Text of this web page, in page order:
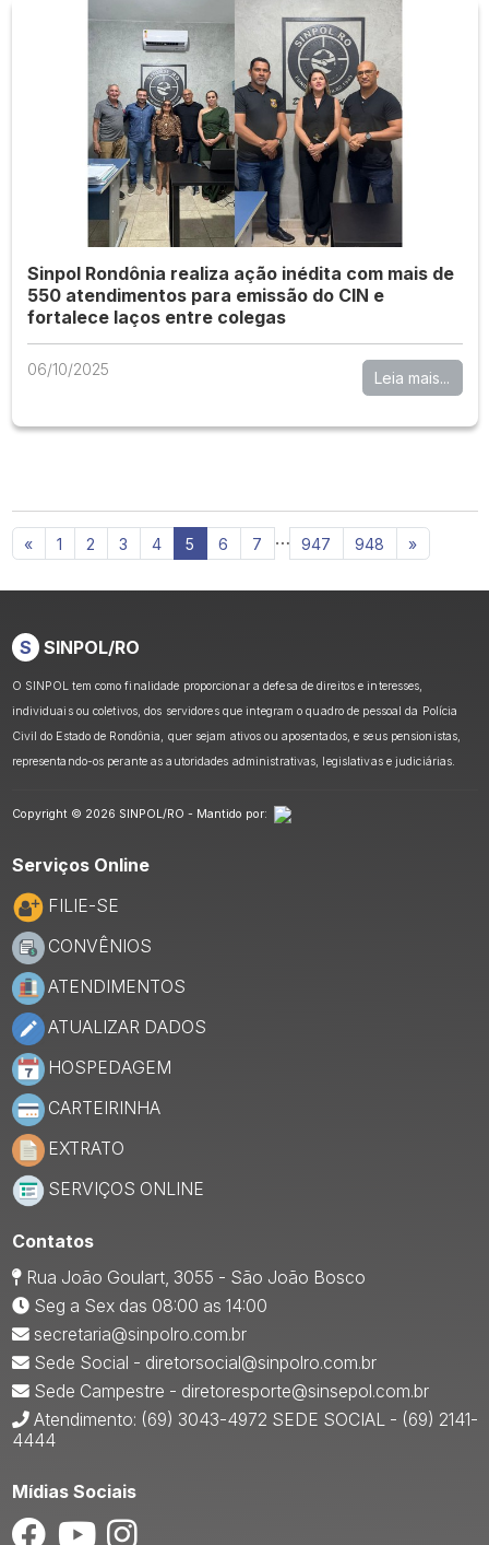
Sinpol Rondônia realiza ação inédita com mais de
550 atendimentos para emissão do CIN e
fortalece laços entre colegas
06/10/2025 Leia mais...
« 1 2 3 4 5 6 7 … 947 948 »
S SINPOL/RO
O SINPOL tem como finalidade proporcionar a defesa de direitos e interesses,
individuais ou coletivos, dos servidores que integram o quadro de pessoal da Polícia
Civil do Estado de Rondônia, quer sejam ativos ou aposentados, e seus pensionistas,
representando-os perante as autoridades administrativas, legislativas e judiciárias.
Copyright © 2026 SINPOL/RO - Mantido por:
Serviços Online
FILIE-SE
CONVÊNIOS
ATENDIMENTOS
ATUALIZAR DADOS
HOSPEDAGEM
CARTEIRINHA
EXTRATO
SERVIÇOS ONLINE
Contatos
Rua João Goulart, 3055 - São João Bosco
Seg a Sex das 08:00 as 14:00
secretaria@sinpolro.com.br
Sede Social - diretorsocial@sinpolro.com.br
Sede Campestre - diretoresporte@sinsepol.com.br
Atendimento: (69) 3043-4972 SEDE SOCIAL - (69) 2141-
4444
Mídias Sociais